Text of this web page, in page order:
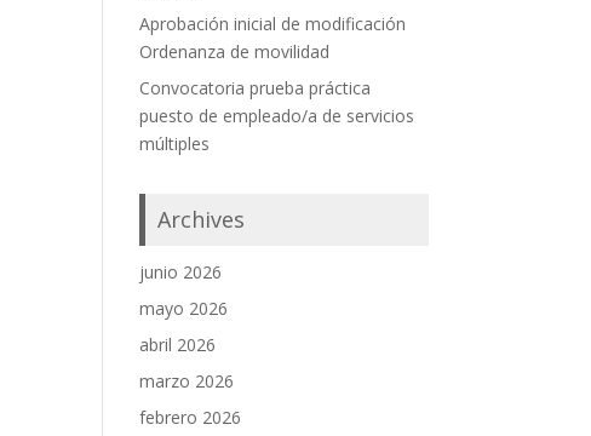
Aprobación inicial de modificación
Ordenanza de movilidad
Convocatoria prueba práctica
puesto de empleado/a de servicios
múltiples
Archives
junio 2026
mayo 2026
abril 2026
marzo 2026
febrero 2026